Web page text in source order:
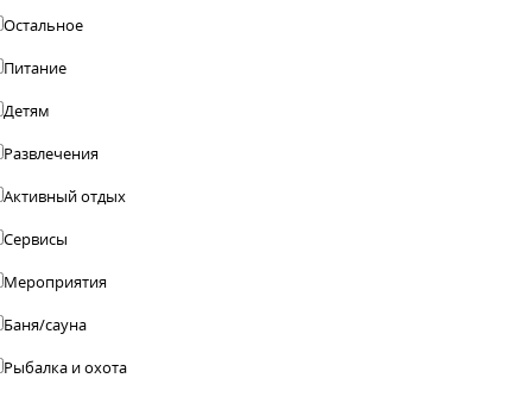
Остальное
Питание
Детям
Развлечения
Активный отдых
Сервисы
Мероприятия
Баня/сауна
Рыбалка и охота